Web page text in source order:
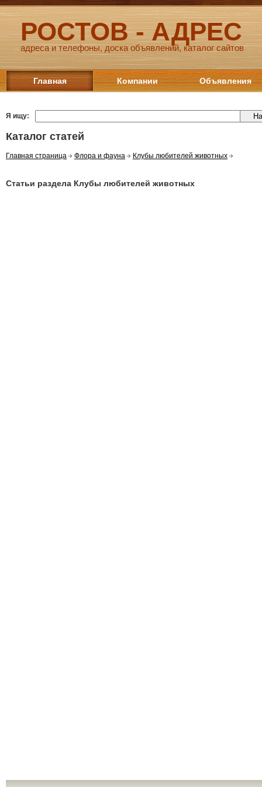
РОСТОВ - АДРЕС
адреса и телефоны, доска объявлений, каталог сайтов
Главная Компании Объявления
Я ищу:
Каталог статей
Главная страница Флора и фауна Клубы любителей животных
Статьи раздела Клубы любителей животных